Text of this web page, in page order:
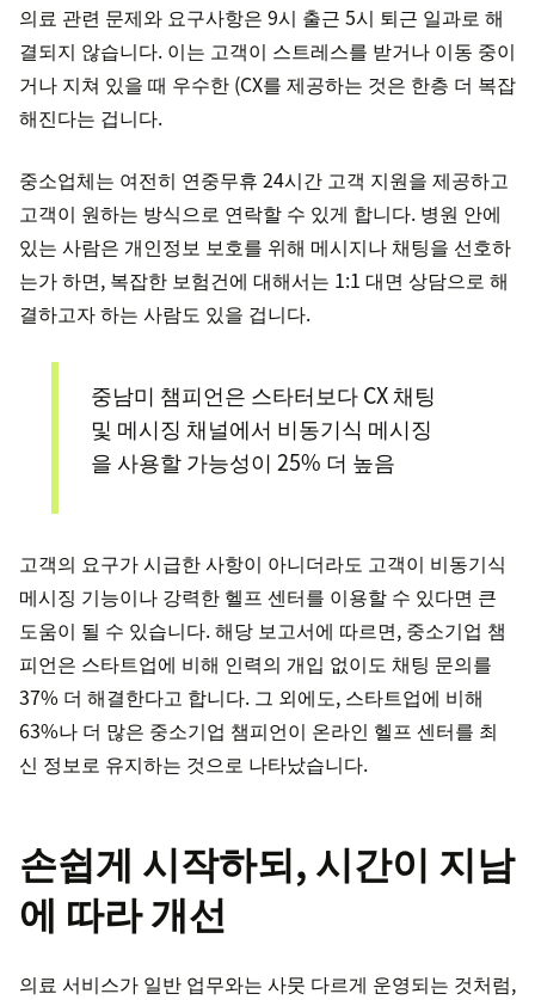
의료 관련 문제와 요구사항은 9시 출근 5시 퇴근 일과로 해
결되지 않습니다. 이는 고객이 스트레스를 받거나 이동 중이
거나 지쳐 있을 때 우수한 (CX를 제공하는 것은 한층 더 복잡
해진다는 겁니다.
중소업체는 여전히 연중무휴 24시간 고객 지원을 제공하고
고객이 원하는 방식으로 연락할 수 있게 합니다. 병원 안에
있는 사람은 개인정보 보호를 위해 메시지나 채팅을 선호하
는가 하면, 복잡한 보험건에 대해서는 1:1 대면 상담으로 해
결하고자 하는 사람도 있을 겁니다.
중남미 챔피언은 스타터보다 CX 채팅
및 메시징 채널에서 비동기식 메시징
을 사용할 가능성이 25% 더 높음
고객의 요구가 시급한 사항이 아니더라도 고객이 비동기식
메시징 기능이나 강력한 헬프 센터를 이용할 수 있다면 큰
도움이 될 수 있습니다. 해당 보고서에 따르면, 중소기업 챔
피언은 스타트업에 비해 인력의 개입 없이도 채팅 문의를
37% 더 해결한다고 합니다. 그 외에도, 스타트업에 비해
63%나 더 많은 중소기업 챔피언이 온라인 헬프 센터를 최
신 정보로 유지하는 것으로 나타났습니다.
손쉽게 시작하되, 시간이 지남
에 따라 개선
의료 서비스가 일반 업무와는 사뭇 다르게 운영되는 것처럼,